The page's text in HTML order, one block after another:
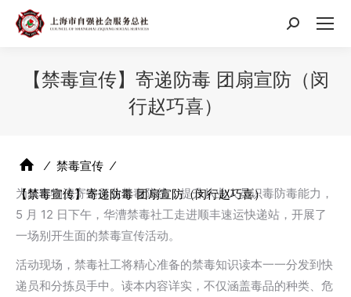
搜
【禁毒宣传】寄递防毒 团扇宣防（闵
行赵巧喜）
⁄ 禁毒宣传 ⁄
【禁毒宣传】寄递防毒 团扇宣防（闵行赵巧喜）
为筑牢物流寄递行业禁毒防线，提升从业人员识毒防毒能力，
5 月 12 日下午，华漕禁毒社工走进顺丰速运快递站，开展了
一场别开生面的禁毒宣传活动。
活动现场，禁毒社工将精心准备的禁毒知识读本一一分发到快
递员和分拣员手中。读本内容详实，不仅涵盖毒品的种类、危